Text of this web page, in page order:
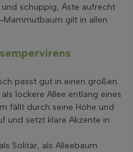
schuppig, Äste aufrecht
gilt in allen
passt gut in einen großen
lockere Allee entlang eines
fällt durch seine Höhe und
und setzt klare Akzente in
Solitär, als Alleebaum